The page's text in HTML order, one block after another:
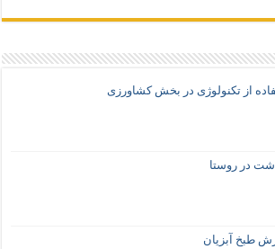
از تکنولوژی در بخش کشاورزی
در روستا
طبخ آبزیان